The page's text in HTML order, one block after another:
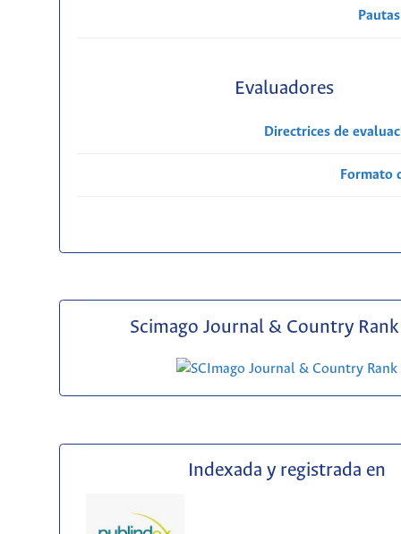
Evaluadores
Directrices de
Formato
Scimago Journal & Country Rank
Indexada y registrada en